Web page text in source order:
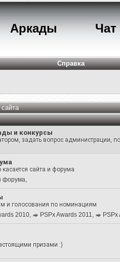
Аркады Чат
Справка
и конкурсы
задать вопрос администрации,
сайта и форума
форума,
и голосования по номинациям
2010, PSPx Awards 2011,
призами :)